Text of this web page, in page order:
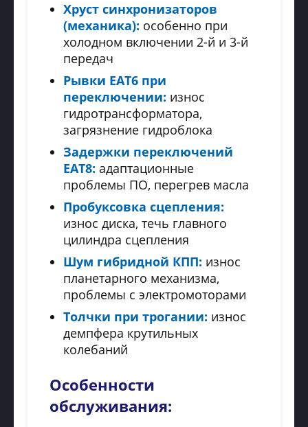
Хруст синхронизаторов
(механика): особенно при
холодном включении 2-й и 3-й
передач
Рывки EAT6 при
переключении: износ
гидротрансформатора,
загрязнение гидроблока
Задержки переключений
EAT8: адаптационные
проблемы ПО, перегрев масла
Пробуксовка сцепления:
износ диска, течь главного
цилиндра сцепления
Шум гибридной КПП: износ
планетарного механизма,
проблемы с электромоторами
Толчки при трогании: износ
демпфера крутильных
колебаний
Особенности
обслуживания: